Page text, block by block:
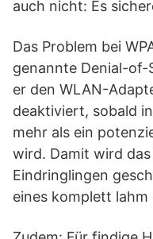
auch nicht: Es
Das Problem bei
genannte Denial-of-
er den WLAN-
deaktiviert, sobald
mehr als ein
wird. Damit wird
Eindringlingen
eines komplett